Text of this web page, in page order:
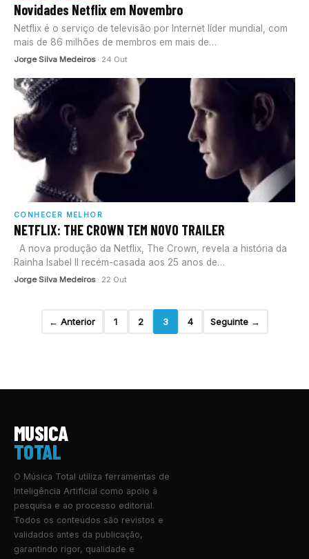
Novidades Netflix em Novembro
Netflix é o serviço de televisão por Internet líder mundial, com
mais de 86 milhões de membros em mais de…
Jorge Silva Medeiros· 24 Out
CONHECER MELHOR
NETFLIX: THE CROWN TEM NOVO TRAILER
A nova produção da Netflix, The Crown, revela a história da
Rainha Isabel II recém-casada aos 25 anos de…
Jorge Silva Medeiros· 22 Out
← Anterior 1 2 3 4 Seguinte →
MUSICA
TOTAL
O Música Total utiliza ferramentas de
Inteligência Artificial como apoio à
pesquisa e ao processo editorial.
Todos os conteúdos são revistos e
validados antes da publicação,
garantindo rigor, qualidade e